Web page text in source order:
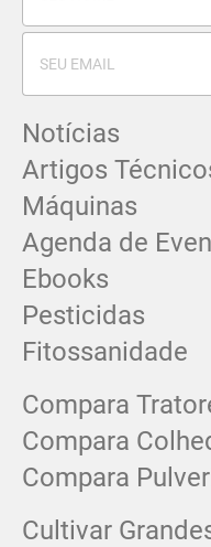
Notícias
Artigos
Máquinas
Agenda de
Ebooks
Pesticidas
Fitossanidade
Compara
Compara
Compara
Cultivar